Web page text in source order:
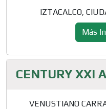
IZTACALCO,
Más
CENTURY XXI
VENUSTIANO